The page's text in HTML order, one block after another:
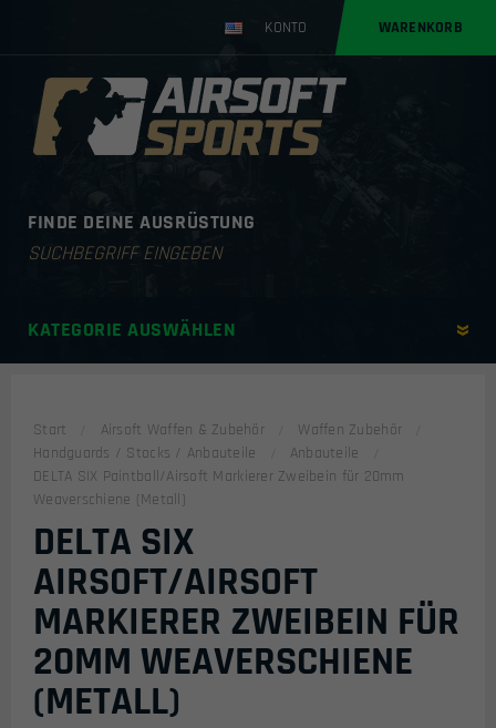
KONTO WARENKORB
FINDE DEINE AUSRÜSTUNG
Products
KATEGORIE AUSWÄHLEN
Start Airsoft Waffen & Zubehör
Waffen Zubehör
Handguards / Stocks / Anbauteile
Anbauteile
DELTA SIX Paintball/Airsoft Markierer Zweibein für 20mm
Weaverschiene (Metall)
DELTA SIX
AIRSOFT/AIRSOFT
MARKIERER ZWEIBEIN FÜR
20MM WEAVERSCHIENE
(METALL)